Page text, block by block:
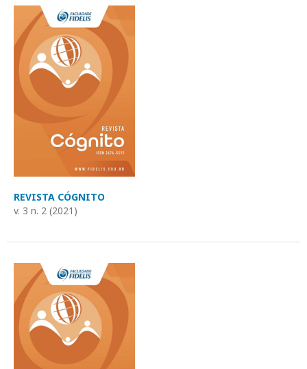
REVISTA CÓGNITO
v. 3 n. 2 (2021)